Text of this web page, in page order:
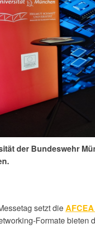
der Bundeswehr
setzt die
Formate bieten